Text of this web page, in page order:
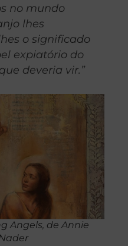
no mundo
lhes
o significado
expiatório do
deveria vir.”
Angels, de Annie